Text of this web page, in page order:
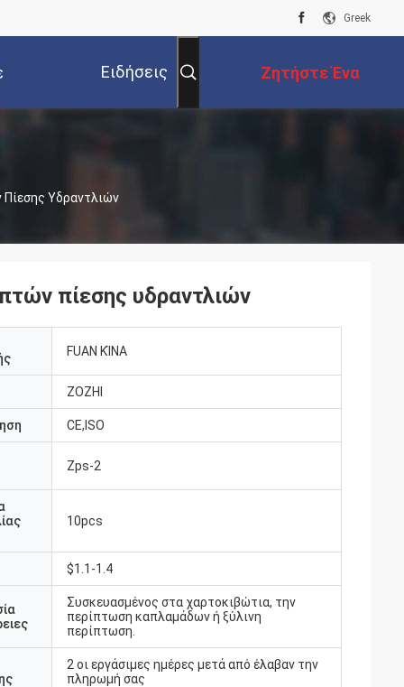
Greek
Ειδήσεις Ζητήστε Ένα
Απόσπασμα
Υδραντλιών
πίεσης υδραντλιών
FUAN ΚΊΝΑ
ZOZHI
CE,ISO
Zps-2
10pcs
$1.1-1.4
Συσκευασμένος στα χαρτοκιβώτια, την
περίπτωση καπλαμάδων ή ξύλινη
περίπτωση.
2 οι εργάσιμες ημέρες μετά από έλαβαν την
πληρωμή σας